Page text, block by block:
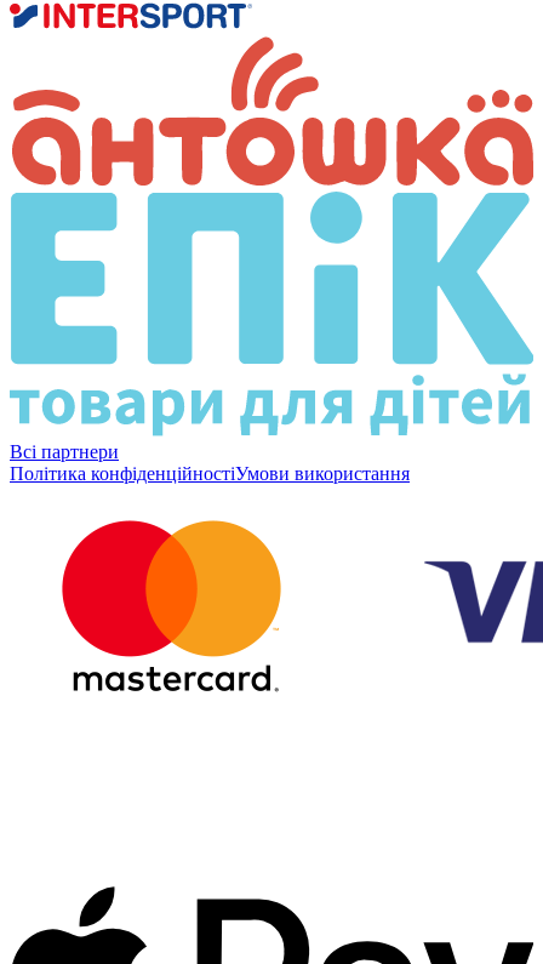
Всі партнери
Політика конфіденційностіУмови використання